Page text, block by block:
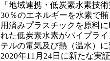
「地域連携・低炭素水素技
30％のエネルギーを水素で
用済みプラスチックを原料
れた低炭素水素がパイプラ
テルの電気及び熱（温水）
2020年11月24日に新たな実